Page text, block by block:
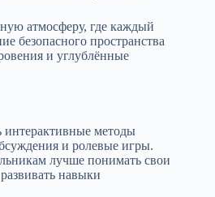
атмосферу, где каждый
безопасного пространства
и углублённые
интерактивные методы
и ролевые игры.
лучше понимать свои
навыки